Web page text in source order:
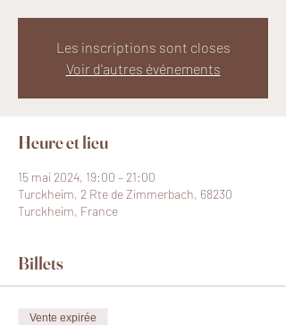
Les inscriptions sont closes
Voir d'autres événements
Heure et lieu
15 mai 2024, 19:00 – 21:00
Turckheim, 2 Rte de Zimmerbach, 68230
Turckheim, France
Billets
Vente expirée